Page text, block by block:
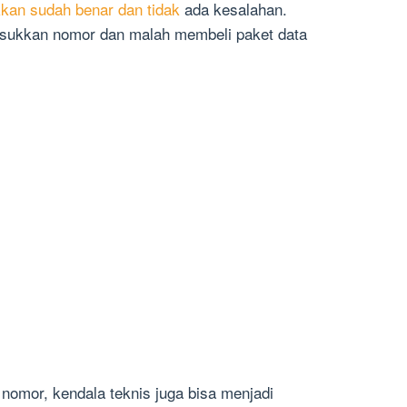
sudah benar dan tidak ada kesalahan.
nomor dan malah membeli paket data
kendala teknis juga bisa menjadi